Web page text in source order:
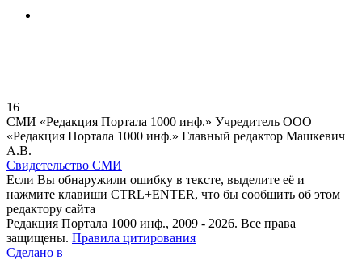
16+
СМИ «Редакция Портала 1000 инф.» Учредитель ООО
«Редакция Портала 1000 инф.» Главный редактор Машкевич
А.В.
Свидетельство СМИ
Если Вы обнаружили ошибку в тексте, выделите её и
нажмите клавиши CTRL+ENTER, что бы сообщить об этом
редактору сайта
Редакция Портала 1000 инф., 2009 - 2026. Все права
защищены. Правила цитирования
Сделано в